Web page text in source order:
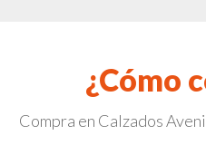
¿Cómo
Compra en Calzados